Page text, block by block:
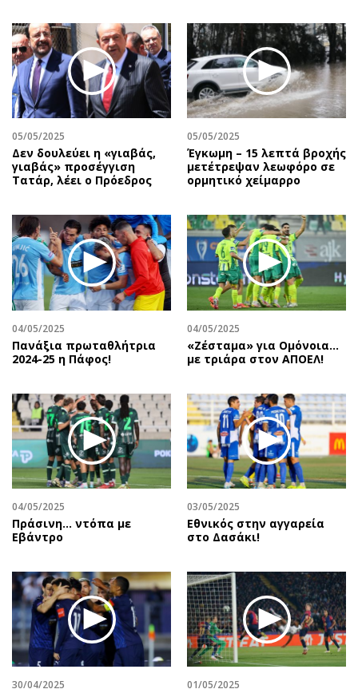
05/05/2025
Δεν δουλεύει η «γιαβάς,
γιαβάς» προσέγγιση
Τατάρ, λέει ο Πρόεδρος
05/05/2025
Έγκωμη – 15 λεπτά βροχής
μετέτρεψαν λεωφόρο σε
ορμητικό χείμαρρο
04/05/2025
Πανάξια πρωταθλήτρια
2024-25 η Πάφος!
04/05/2025
«Ζέσταμα» για Ομόνοια…
με τριάρα στον ΑΠΟΕΛ!
04/05/2025
Πράσινη... ντόπα με
Εβάντρο
03/05/2025
Εθνικός στην αγγαρεία
στο Δασάκι!
30/04/2025 01/05/2025